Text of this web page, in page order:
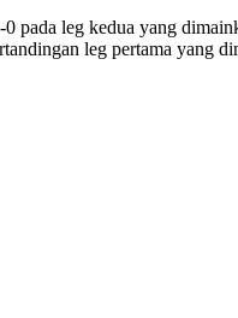
pada leg kedua yang
leg pertama yang